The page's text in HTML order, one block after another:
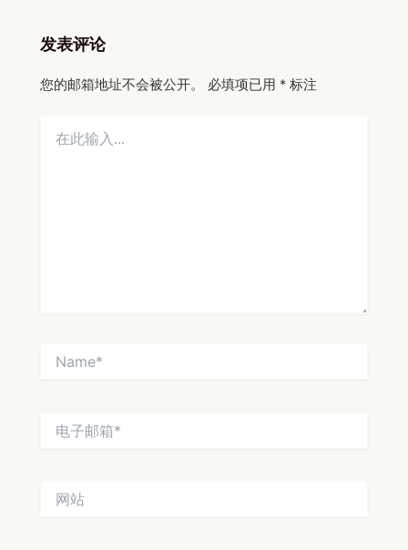
发表评论
您的邮箱地址不会被公开。 必填项已用 * 标注